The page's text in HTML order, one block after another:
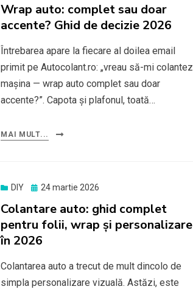
Wrap auto: complet sau doar
accente? Ghid de decizie 2026
Întrebarea apare la fiecare al doilea email
primit pe Autocolant.ro: „vreau să-mi colantez
mașina — wrap auto complet sau doar
accente?”. Capota și plafonul, toată…
MAI MULT...
DIY
Posted
24 martie 2026
Colantare auto: ghid complet
pentru folii, wrap și personalizare
în 2026
Colantarea auto a trecut de mult dincolo de
simpla personalizare vizuală. Astăzi, este